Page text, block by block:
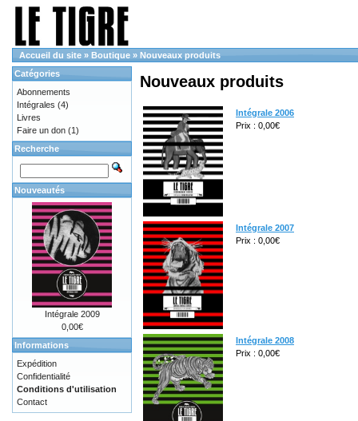
Accueil du site » Boutique » Nouveaux produits
Nouveaux produits
Intégrale 2006
Prix : 0,00€
Intégrale 2007
Prix : 0,00€
Intégrale 2008
Prix : 0,00€
Catégories
Abonnements
Intégrales (4)
Livres
Faire un don (1)
Recherche
Nouveautés
Intégrale 2009
0,00€
Informations
Expédition
Confidentialité
Conditions d'utilisation
Contact